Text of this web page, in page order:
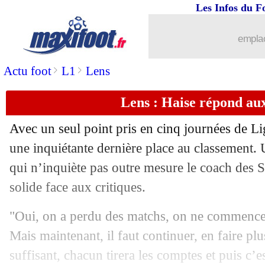
Actu foot> L1 > Lens
Les Infos du
Lens : Haise répond
Avec un seul point pris en cinq journées de
une inquiétante dernière place au classement.
qui n’inquiète pas outre mesure le coach des
solide face aux critiques.
"Oui, on a perdu des matchs, on ne
Mais maintenant, il faut continuer, en faire
suffisant, chacun tirera les comptes et puis
Brentford : Frank encense Toney
19/09 OM: Longoria aurait décidé de rester
19/09 L1: l'Europe, Riolo est inquiet
19/09 OM: une pétition pour le maintien
19/09 Milan : le derby, Pioli veut tourner la
19/09 OM: Longoria pourrait aussi
Lazio : Sarri avertit Guendouzi